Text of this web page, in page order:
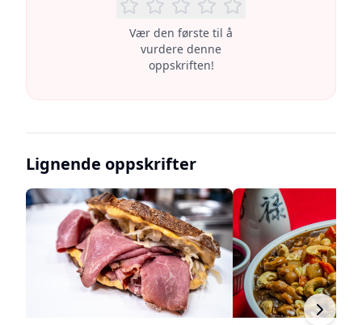
Vær den første til å
vurdere denne
oppskriften!
Lignende oppskrifter